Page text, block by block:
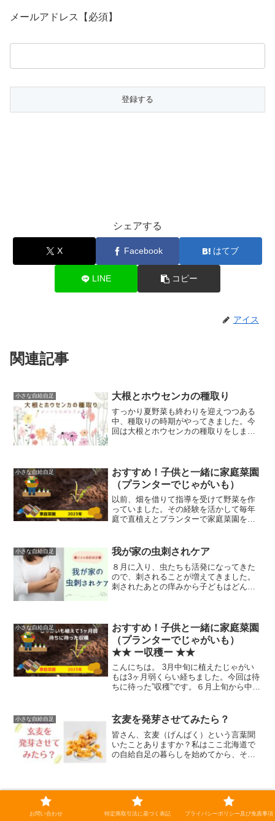
メールアドレス【必須】
シェアする
X Facebook はてブ
LINE コピー
アイス
関連記事
小さな自給自足 大根とホウセンカの種取り
すっかり夏野菜も終わりを迎えつつある
中、種取りの時期がやってきました。今
回は大根とホウセンカの種取りをしまし
大根の種取り大根は春先に...
小さな自給自足
おすすめ！子供と一緒に家庭菜園
（プランターでじゃがいも）
以前、畑を借りて指導を受けて野菜を作
っていました。その経験を活かして毎年
庭で直植えとプランターで家庭菜園をや
子供たちと一緒にやっています。息子は
ミニトマトを勝手に収穫し...
小さな自給自足 我が家の虫刺されケア
８月に入り、虫たちも活発になってきた
ので、刺されることが増えてきました。
刺されたあとの痒みから子どもはどんど
事のおすすめの方！・虫刺...
小さな自給自足
おすすめ！子供と一緒に家庭菜園
（プランターでじゃがいも）
★★ ー収穫ー ★★
こんにちは。 3月中旬に植えたじゃがい
もは3ヶ月弱くらい経ちました。今回は待
ちに待った”収穫”です。６月上旬から中旬
ろまで楽しみましょう！！食育！3/11に
植えた時の記...
小さな自給自足 玄麦を発芽させてみたら？
皆さん、玄麦（げんばく）という言葉聞
いたことありますか？私はここ北海道で
の自給自足の暮らしを始めてから、その
小さな自給自足
北海道の太陽と土から届いた、わ
が家の夏ごはん
お問い合わせ 特定商取引法に基づく表記 プライバシーポリシー及び免責事項